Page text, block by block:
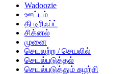
Wadoozie
ஊட்டம்
தி டிரிஃப்ட்
சிக்னல்
முனை
செயலற்ற / செயலில்
செயல்படுத்தல்
செயல்படுத்தும் சுழற்சி